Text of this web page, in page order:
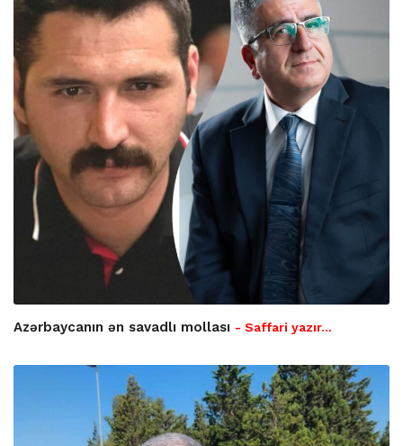
Azərbaycanın ən savadlı mollası - Saffari yazır…